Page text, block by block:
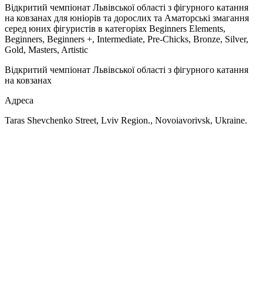
Відкритий чемпіонат Львівської області з фігурного катання
на ковзанах для юніорів та дорослих та Аматорські змагання
серед юних фігуристів в категоріях Beginners Elements,
Beginners, Beginners +, Intermediate, Pre-Chicks, Bronze, Silver,
Gold, Masters, Artistic
Відкритий чемпіонат Львівської області з фігурного катання
на ковзанах
Адреса
Taras Shevchenko Street, Lviv Region., Novoiavorivsk, Ukraine.